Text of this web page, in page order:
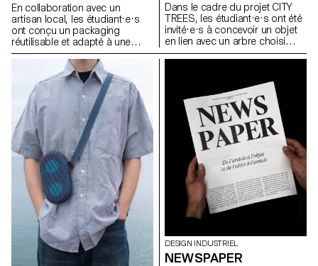
En collaboration avec un
artisan local, les étudiant·e·s
ont conçu un packaging
réutilisable et adapté à une
production en série. Le projet
visait à valoriser un produit
alimentaire du quotidien tout en
répondant aux enjeux actuels
liés au transport, à la durabilité
et à la seconde vie des
emballages. L’intervention
devait être simple, fonctionnelle
et écologique, et proposer un
usage au-delà de la fonction
d’emballage initiale.
Dans le cadre du projet CITY
TREES, les étudiant·e·s ont été
invité·e·s à concevoir un objet
en lien avec un arbre choisi
dans l’espace urbain
dendrologie, ils ont observé un
arbre existant et imaginé une
intervention discrète,
respectueuse et réversible. Le
projet devait mettre en valeur
les particularités du végétal tout
en s’intégrant dans son
environnement.
DESIGN INDUSTRIEL
NEWSPAPER